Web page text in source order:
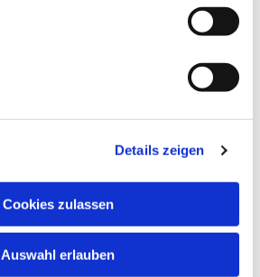
Details zeigen
Cookies zulassen
Auswahl erlauben